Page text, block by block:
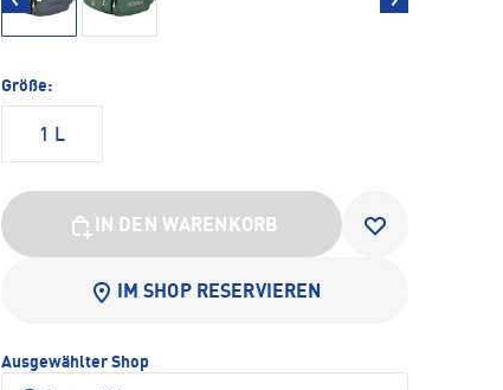
Größe:
1 L
IN DEN WARENKORB
IM SHOP RESERVIEREN
Ausgewählter Shop